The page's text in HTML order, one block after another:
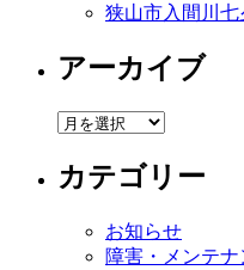
狭山市入間川
アーカイブ
ア
カ
イ
カテゴリー
お知らせ
障害・メンテナ